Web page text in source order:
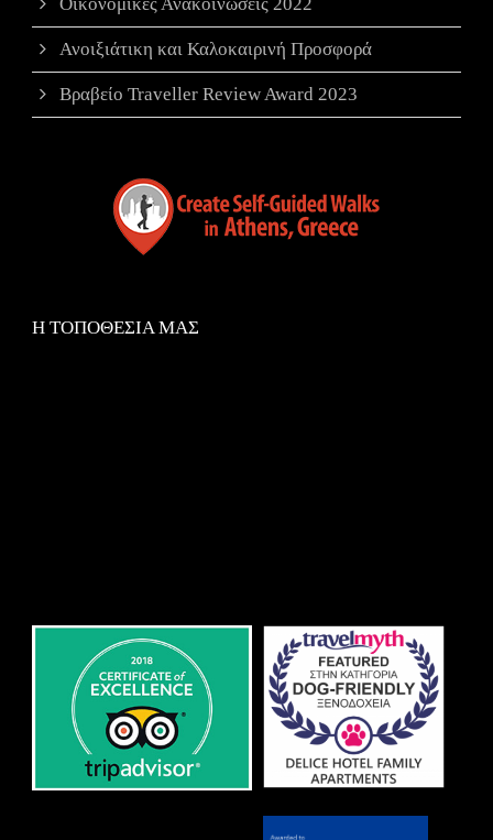
Ανοιξιάτικη και Καλοκαιρινή Προσφορά
Βραβείο Traveller Review Award 2023
Η ΤΟΠΟΘΕΣΙΑ ΜΑΣ